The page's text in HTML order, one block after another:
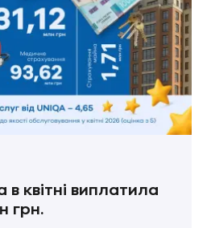
в квітні виплатила
грн.